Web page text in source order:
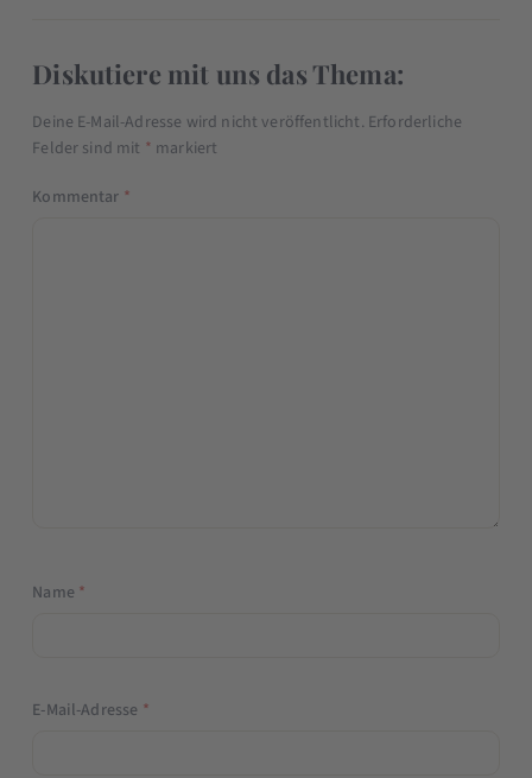
Diskutiere mit uns das Thema:
Deine E-Mail-Adresse wird nicht veröffentlicht. Erforderliche
Felder sind mit * markiert
Kommentar *
Name *
E-Mail-Adresse *